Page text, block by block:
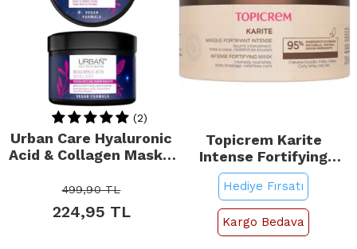
(2)
Urban Care Hyaluronic
Acid & Collagen Mask -
230ml
499,90TL
224,95 TL
Topicrem Karite
Intense Fortifying
Mask - Yoğun
Nemlendirici Saç
Maskesi 250ml
Hediye Fırsatı
Kargo Bedava